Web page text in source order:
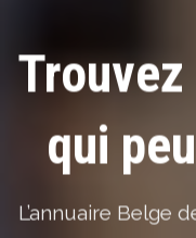
qui
L’annuaire Belge